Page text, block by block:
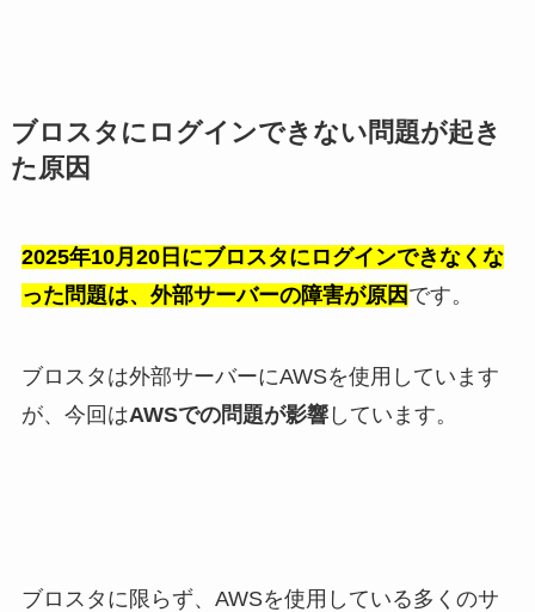
ブロスタにログインできない問題が起き
た原因
2025年10月20日にブロスタにログインできなくな
った問題は、外部サーバーの障害が原因 です。
ブロスタは外部サーバーにAWSを使用しています
が、今回はAWSでの問題が影響しています。
ブロスタに限らず、AWSを使用している多くのサ